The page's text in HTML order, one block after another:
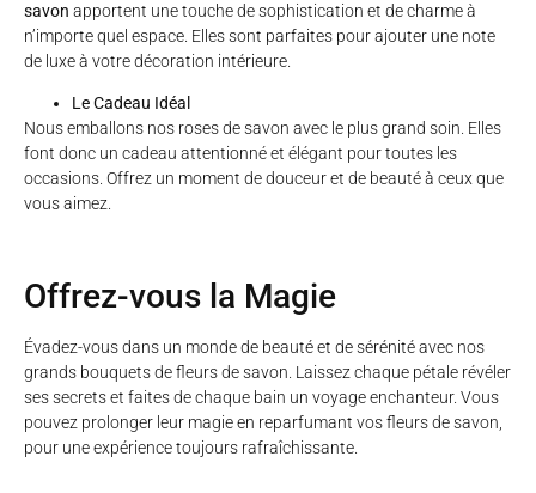
savon apportent une touche de sophistication et de charme à
n’importe quel espace. Elles sont parfaites pour ajouter une note
de luxe à votre décoration intérieure.
Le Cadeau Idéal
Nous emballons nos roses de savon avec le plus grand soin. Elles
font donc un cadeau attentionné et élégant pour toutes les
occasions. Offrez un moment de douceur et de beauté à ceux que
vous aimez.
Offrez-vous la Magie
Évadez-vous dans un monde de beauté et de sérénité avec nos
grands bouquets de fleurs de savon. Laissez chaque pétale révéler
ses secrets et faites de chaque bain un voyage enchanteur. Vous
pouvez prolonger leur magie en reparfumant vos fleurs de savon,
pour une expérience toujours rafraîchissante.